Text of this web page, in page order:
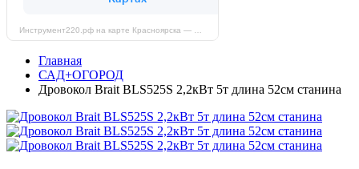
Главная
САД+ОГОРОД
Дровокол Brait BLS525S 2,2кВт 5т длина 52см станина